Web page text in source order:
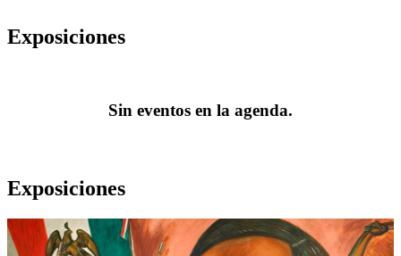
Exposiciones
Sin eventos en la agenda.
Exposiciones